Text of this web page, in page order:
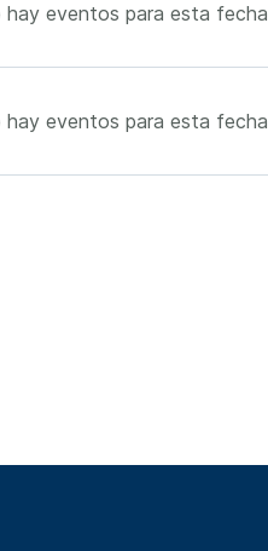
hay eventos para esta fecha
hay eventos para esta fecha